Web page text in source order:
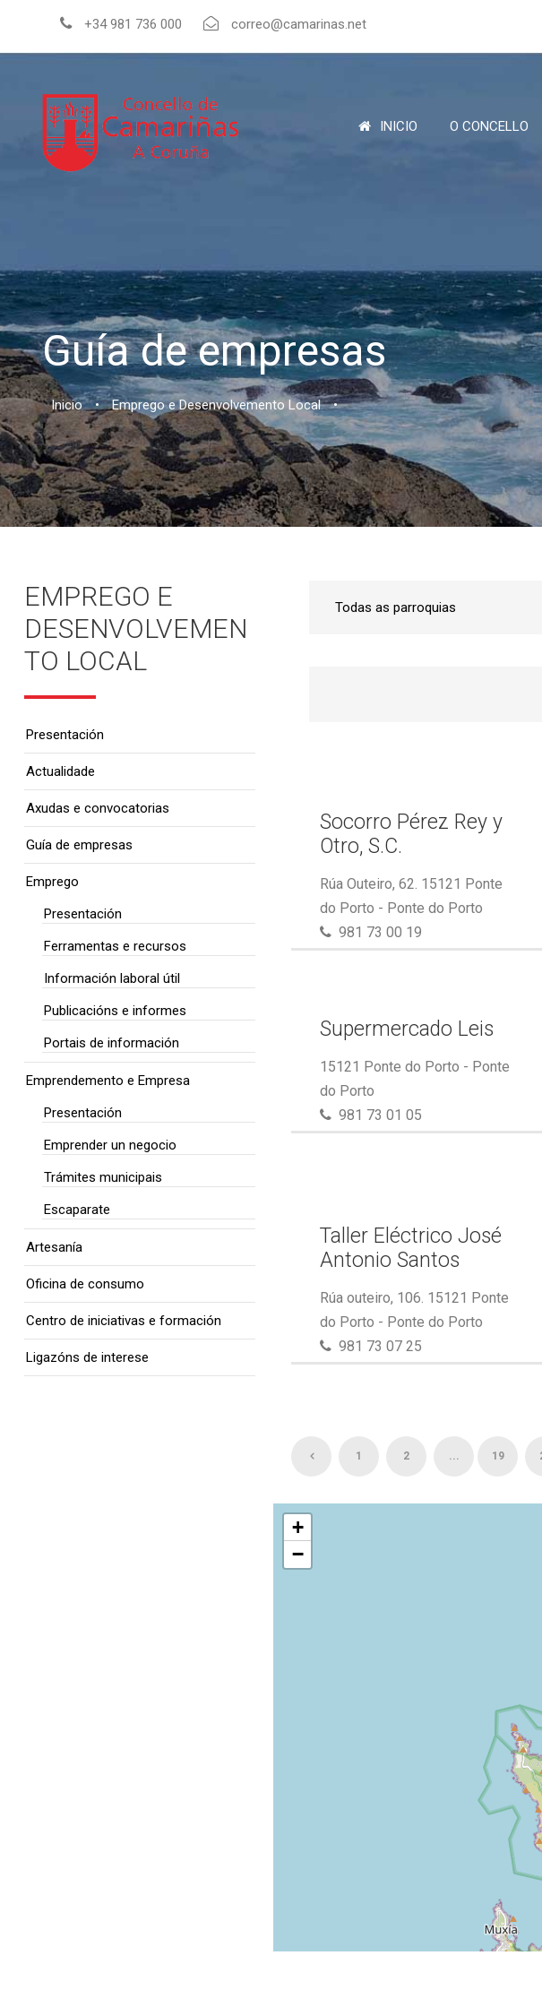
+34 981 736 000 correo@camarinas.net
INICIO O CONCELLO
Guía de empresas
Inicio • Emprego e Desenvolvemento Local •
Socorro Pérez Rey y
Otro, S.C.
Rúa Outeiro, 62. 15121 Ponte
do Porto - Ponte do Porto
981 73 00 19
Supermercado Leis
15121 Ponte do Porto - Ponte
do Porto
981 73 01 05
Taller Eléctrico José
Antonio Santos
Rúa outeiro, 106. 15121 Ponte
do Porto - Ponte do Porto
981 73 07 25
1 2 ... 19
+
−
EMPREGO E
DESENVOLVEMEN
TO LOCAL
Presentación
Actualidade
Axudas e convocatorias
Guía de empresas
Emprego
Presentación
Ferramentas e recursos
Información laboral útil
Publicacións e informes
Portais de información
Emprendemento e Empresa
Presentación
Emprender un negocio
Trámites municipais
Escaparate
Artesanía
Oficina de consumo
Centro de iniciativas e formación
Ligazóns de interese